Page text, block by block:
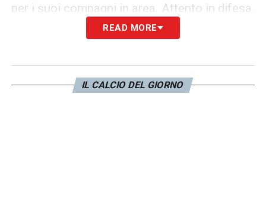
per i suoi compagni in area. Attento in difesa.
Bravo in fase difensiva, lì dove
Chiellini. Si rivela letale nell’area di rigore
avversaria, firmando la rete del momentaneo
READ MORE
IL CALCIO DEL GIORNO